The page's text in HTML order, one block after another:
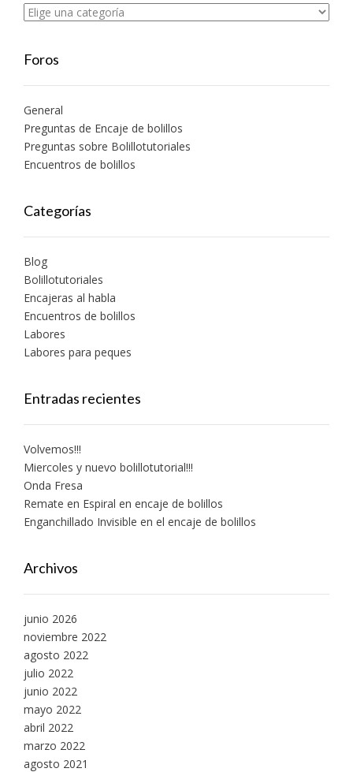
Foros
General
Preguntas de Encaje de bolillos
Preguntas sobre Bolillotutoriales
Encuentros de bolillos
Categorías
Blog
Bolillotutoriales
Encajeras al habla
Encuentros de bolillos
Labores
Labores para peques
Entradas recientes
Volvemos!!!
Miercoles y nuevo bolillotutorial!!!
Onda Fresa
Remate en Espiral en encaje de bolillos
Enganchillado Invisible en el encaje de bolillos
Archivos
junio 2026
noviembre 2022
agosto 2022
julio 2022
junio 2022
mayo 2022
abril 2022
marzo 2022
agosto 2021